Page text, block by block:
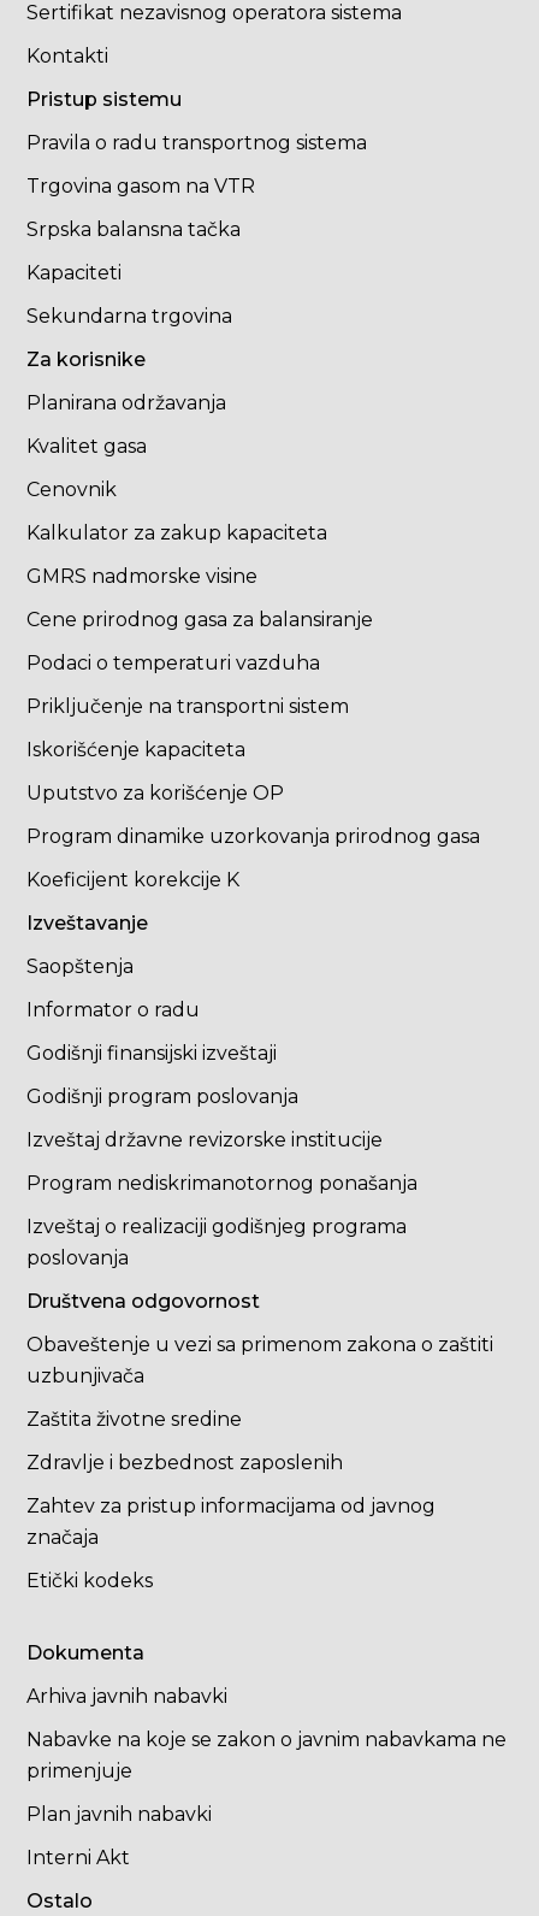
Sertifikat nezavisnog operatora sistema
Kontakti
Pristup sistemu
Pravila o radu transportnog sistema
Trgovina gasom na VTR
Srpska balansna tačka
Kapaciteti
Sekundarna trgovina
Za korisnike
Planirana održavanja
Kvalitet gasa
Cenovnik
Kalkulator za zakup kapaciteta
GMRS nadmorske visine
Cene prirodnog gasa za balansiranje
Podaci o temperaturi vazduha
Priključenje na transportni sistem
Iskorišćenje kapaciteta
Uputstvo za korišćenje OP
Program dinamike uzorkovanja prirodnog gasa
Koeficijent korekcije K
Izveštavanje
Saopštenja
Informator o radu
Godišnji finansijski izveštaji
Godišnji program poslovanja
Izveštaj državne revizorske institucije
Program nediskrimanotornog ponašanja
Izveštaj o realizaciji godišnjeg programa
poslovanja
Društvena odgovornost
Obaveštenje u vezi sa primenom zakona o zaštiti
uzbunjivača
Zaštita životne sredine
Zdravlje i bezbednost zaposlenih
Zahtev za pristup informacijama od javnog
značaja
Etički kodeks
Dokumenta
Arhiva javnih nabavki
Nabavke na koje se zakon o javnim nabavkama ne
primenjuje
Plan javnih nabavki
Interni Akt
Ostalo